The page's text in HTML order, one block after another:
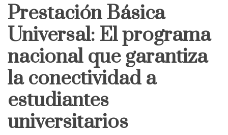
Prestación Básica
Universal: El programa
nacional que garantiza
la conectividad a
estudiantes
universitarios